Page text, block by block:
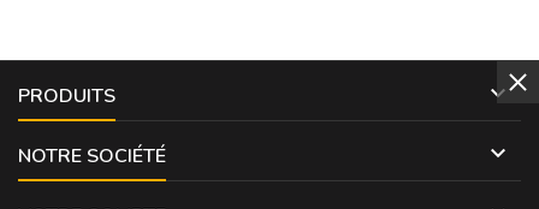
PRODUITS 
NOTRE SOCIÉTÉ 